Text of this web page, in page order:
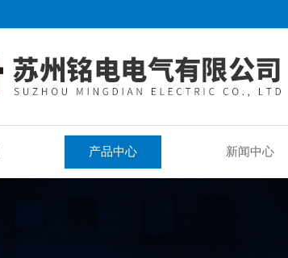
产品中心 新闻中心